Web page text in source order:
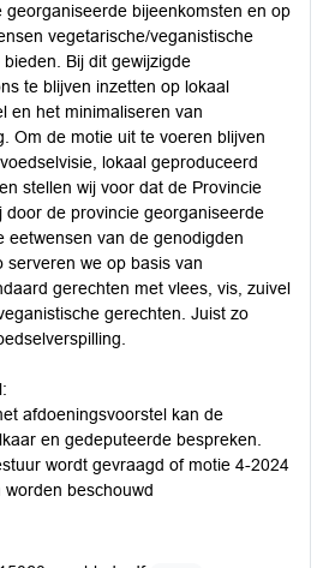
georganiseerde bijeenkomsten en op
vegetarische/veganistische
Bij dit gewijzigde
te blijven inzetten op lokaal
en het minimaliseren van
Om de motie uit te voeren blijven
lokaal geproduceerd
stellen wij voor dat de Provincie
door de provincie georganiseerde
eetwensen van de genodigden
serveren we op basis van
gerechten met vlees, vis, zuivel
gerechten. Juist zo
afdoeningsvoorstel kan de
en gedeputeerde bespreken.
wordt gevraagd of motie 4-2024
beschouwd